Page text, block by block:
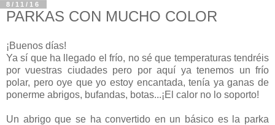
8/11/16
PARKAS CON MUCHO COLOR
¡Buenos días!
Ya sí que ha llegado el frío, no sé que temperaturas tendréis
por vuestras ciudades pero por aquí ya tenemos un frío
polar, pero oye que yo estoy encantada, tenía ya ganas de
ponerme abrigos, bufandas, botas...¡El calor no lo soporto!
Un abrigo que se ha convertido en un básico es la parka